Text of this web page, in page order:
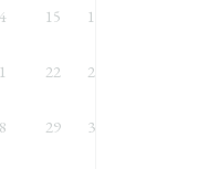
15 16
22 23
29 30